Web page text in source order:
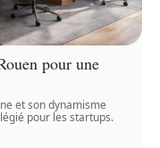
pour une
et son dynamisme
pour les startups.